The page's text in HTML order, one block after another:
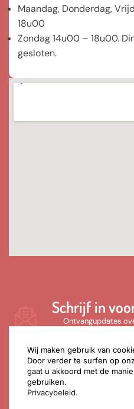
Wij maken gebruik van
Door verder te surfen op
gaat u akkoord met de
gebruiken.
Privacybeleid.
Maandag, Donderdag,
18u00
Zondag 14u00 – 18u00.
gesloten.
Schrijf in
Ontvangupdates
SCHRIJF IN